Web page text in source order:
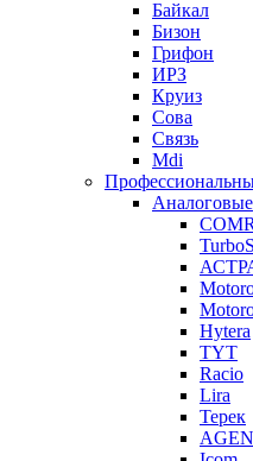
Байкал
Бизон
Грифон
ИРЗ
Круиз
Сова
Связь
Mdi
Аналоговые
Hytera
TYT
Racio
Lira
Терек